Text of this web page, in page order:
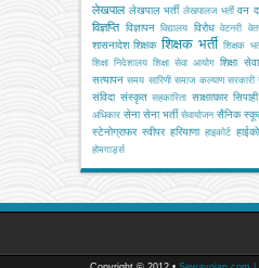
लेखपाल लेखपाल भर्ती लेखपालज भर्ती वन
विज्ञप्ति विज्ञापन विद्यालय विरोध वेटनरी
शासनादेश शिक्षक शिक्षक भर्ती शिक्षक
शिक्षा निदेशालय शिक्षा सेवा आयोग शिक्षा
सत्यापन समय सारिणी समाज कल्याण सरकारी
संविदा संस्कृत सहकारिता साक्षात्कार सिपाही
अधिकार सेना सेना भर्ती सेवायोजन सैनिक
स्टेनोग्राफर स्वीपर हरियाणा हाइकोर्ट
होमगार्ड्स